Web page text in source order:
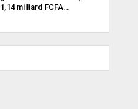
1,14 milliard FCFA…